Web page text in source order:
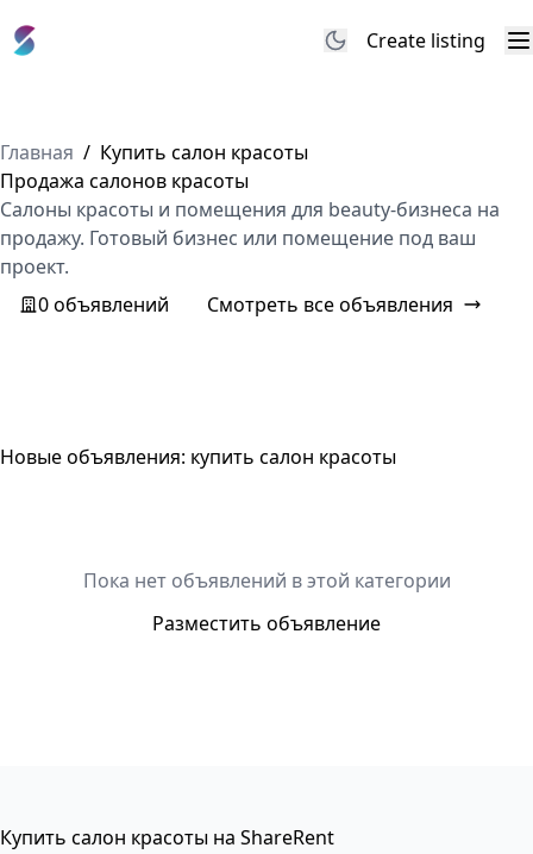
Create listing
Главная / Купить салон красоты
Продажа салонов красоты
Салоны красоты и помещения для beauty-бизнеса на
продажу. Готовый бизнес или помещение под ваш
проект.
0 объявлений
Смотреть все объявления
Новые объявления: купить салон красоты
Пока нет объявлений в этой категории
Разместить объявление
Купить салон красоты на ShareRent